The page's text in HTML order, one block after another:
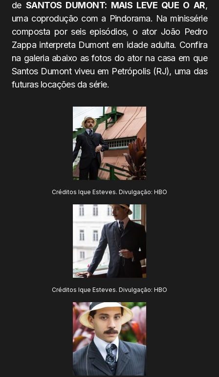
de SANTOS DUMONT: MAIS LEVE QUE O AR,
uma coprodução com a Pindorama. Na minissérie
composta por seis episódios, o ator João Pedro
Zappa interpreta Dumont em idade adulta. Confira
na galeria abaixo as fotos do ator na casa em que
Santos Dumont viveu em Petrópolis (RJ), uma das
futuras locações da série.
Créditos Ique Esteves. Divulgação: HBO
Créditos Ique Esteves. Divulgação: HBO